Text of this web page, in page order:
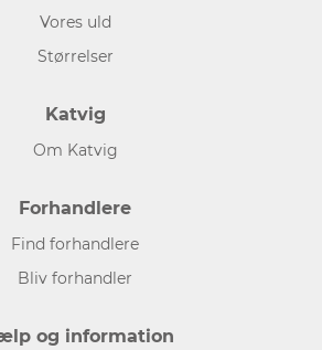
Vores uld
Størrelser
Katvig
Om Katvig
Forhandlere
Find forhandlere
Bliv forhandler
og information